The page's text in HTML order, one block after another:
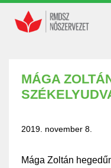
MÁGA
2019. november 8.
Mága Zoltán